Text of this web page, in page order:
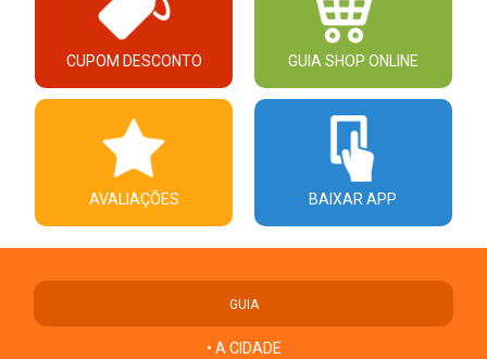
CUPOM DESCONTO GUIA SHOP ONLINE
AVALIAÇÕES BAIXAR APP
GUIA
• A CIDADE